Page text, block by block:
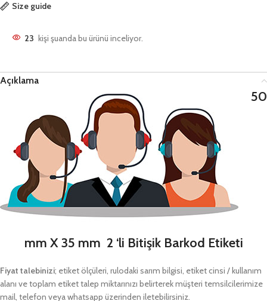
Size guide
23 kişi şuanda bu ürünü inceliyor.
Açıklama
50
mm X 35 mm 2 ‘li Bitişik Barkod Etiketi
Fiyat talebinizi; etiket ölçüleri, rulodaki sarım bilgisi, etiket cinsi / kullanım
alanı ve toplam etiket talep miktarınızı belirterek müşteri temsilcilerimize
mail, telefon veya whatsapp üzerinden iletebilirsiniz.